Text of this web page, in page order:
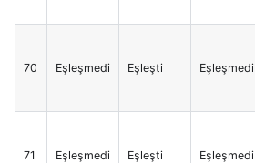
70 Eşleşmedi Eşleşti Eşleşmedi
71 Eşleşmedi Eşleşti Eşleşmedi